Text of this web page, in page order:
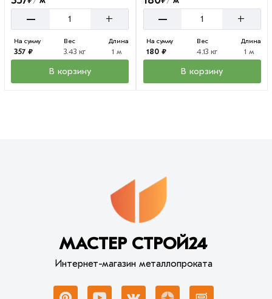
– +
На сумму
357 ₽
Вес
3.43 кг
Длина
1 м
В корзину
– +
На сумму
180 ₽
Вес
4.13 кг
Длина
1 м
В корзину
МАСТЕР СТРОЙ24
Интернет-магазин металлопроката